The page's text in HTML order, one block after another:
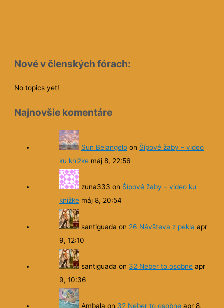
Nové v členských fórach:
No topics yet!
Najnovšie komentáre
Sun Belangelo on Šípové žaby – video
ku knižke máj 8, 22:56
zuna333 on Šípové žaby – video ku
knižke máj 8, 20:54
santiguada on 26 Návšteva z pekla apr
9, 12:10
santiguada on 32 Neber to osobne apr
9, 10:36
Ambala on 32 Neber to osobne apr 8,